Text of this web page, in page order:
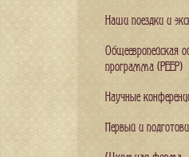
Наши поездки и
Общеевропейская
программа (PEEP)
Научные
Первый и